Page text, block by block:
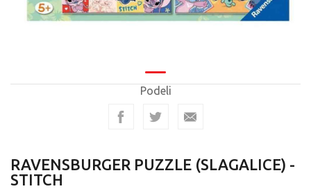
Podeli
RAVENSBURGER PUZZLE (SLAGALICE) -
STITCH